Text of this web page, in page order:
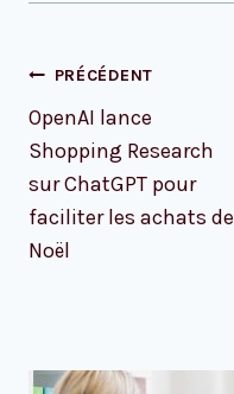
Navigation
l’article
PRÉCÉDENT
OpenAI lance
Shopping Research
sur ChatGPT pour
faciliter les achats de
Noël